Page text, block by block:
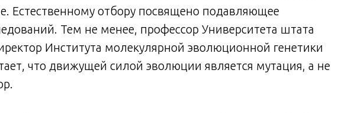
Естественному отбору посвящено подавляющее
Тем не менее, профессор Университета штата
Института молекулярной эволюционной генетики
что движущей силой эволюции является мутация, а не